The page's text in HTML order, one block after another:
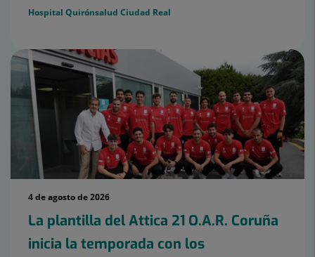
Hospital Quirónsalud Ciudad Real
4 de agosto de 2026
La plantilla del Attica 21 O.A.R. Coruña
inicia la temporada con los